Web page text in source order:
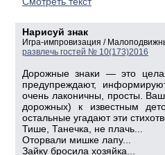
Нарисуй знак
Игра-импровизация /
развлечь гостей № 10(173)2016
Дорожные знаки — это
предупреждают,
очень лаконичны, просты.
дорожных) к известным
остальные угадают эти
Тише, Танечка, не плачь...
Оторвали мишке лапу...
Зайку бросила хозяйка...